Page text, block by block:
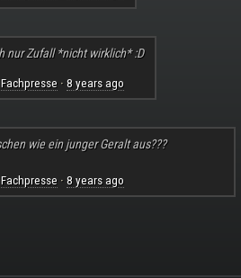
nur Zufall *nicht wirklich* :D
· 8 years ago
wie ein junger Geralt aus???
· 8 years ago